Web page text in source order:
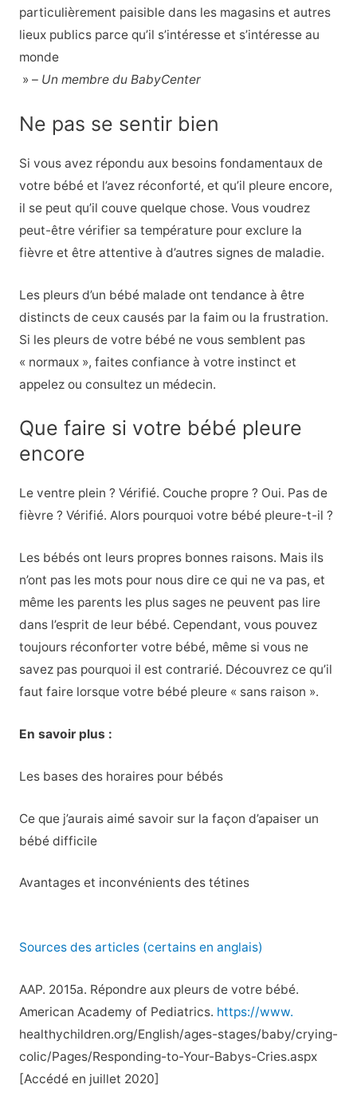
particulièrement paisible dans les magasins et autres
lieux publics parce qu’il s’intéresse et s’intéresse au
monde
» – Un membre du BabyCenter
Ne pas se sentir bien
Si vous avez répondu aux besoins fondamentaux de
votre bébé et l’avez réconforté, et qu’il pleure encore,
il se peut qu’il couve quelque chose. Vous voudrez
peut-être vérifier sa température pour exclure la
fièvre et être attentive à d’autres signes de maladie.
Les pleurs d’un bébé malade ont tendance à être
distincts de ceux causés par la faim ou la frustration.
Si les pleurs de votre bébé ne vous semblent pas
« normaux », faites confiance à votre instinct et
appelez ou consultez un médecin.
Que faire si votre bébé pleure
encore
Le ventre plein ? Vérifié. Couche propre ? Oui. Pas de
fièvre ? Vérifié. Alors pourquoi votre bébé pleure-t-il ?
Les bébés ont leurs propres bonnes raisons. Mais ils
n’ont pas les mots pour nous dire ce qui ne va pas, et
même les parents les plus sages ne peuvent pas lire
dans l’esprit de leur bébé. Cependant, vous pouvez
toujours réconforter votre bébé, même si vous ne
savez pas pourquoi il est contrarié. Découvrez ce qu’il
faut faire lorsque votre bébé pleure « sans raison ».
En savoir plus :
Les bases des horaires pour bébés
Ce que j’aurais aimé savoir sur la façon d’apaiser un
bébé difficile
Avantages et inconvénients des tétines
Sources des articles (certains en anglais)
AAP. 2015a. Répondre aux pleurs de votre bébé.
American Academy of Pediatrics. https://www.
healthychildren.org/English/ages-stages/baby/crying-
colic/Pages/Responding-to-Your-Babys-Cries.aspx
[Accédé en juillet 2020]